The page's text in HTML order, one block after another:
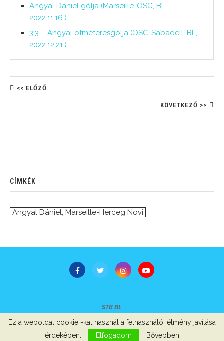
Angyal Dániel gólja (Marseille-OSC, BL,
2022.11.16.)
3:3 – Angyal ötméteresgólja (OSC-Sabadell, BL,
2022.12.21.)
<< ELŐZŐ
KÖVETKEZŐ >>
CÍMKÉK
Angyal Dániel, Marseille-Herceg Novi
STB Bt.
Szerzői jogok, adatvédelem Impresszum
Ez a weboldal cookie -kat használ a felhasználói élmény javítása
érdekében.
Elfogadom Bővebben